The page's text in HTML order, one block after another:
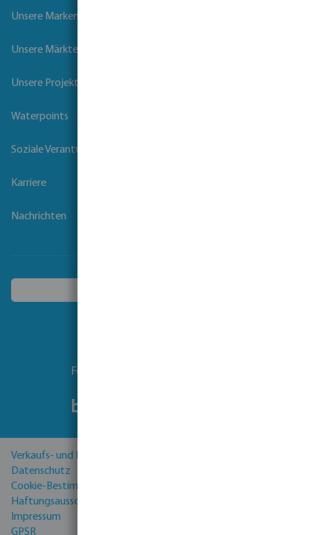
Unsere Marken
Unsere Märkte
Unsere Projekte
Waterpoints
Soziale Verantwortung der Unternehmen
Karriere
Nachrichten
Folgen Sie uns
Verkaufs- und Lieferbedingungen
Datenschutz
Cookie-Bestimmungen
Haftungsausschluss
Impressum
GPSR